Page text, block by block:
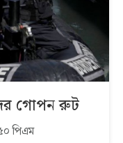
গোপন রুট
পিএম